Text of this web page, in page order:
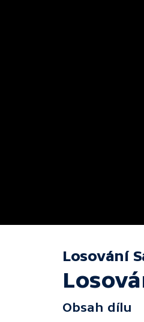
Losování
Obsah dílu